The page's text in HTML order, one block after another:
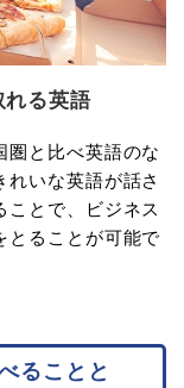
れる英語
圏と比べ英語のな
れいな英語が話さ
ことで、ビジネス
とることが可能で
ることと